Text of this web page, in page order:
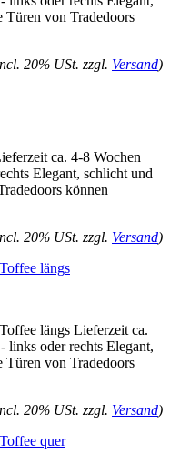
Türen von Tradedoors
20% USt. zzgl. Versand)
ca. 4-8 Wochen
Elegant, schlicht und
können
20% USt. zzgl. Versand)
längs
längs Lieferzeit ca.
links oder rechts Elegant,
Türen von Tradedoors
20% USt. zzgl. Versand)
quer